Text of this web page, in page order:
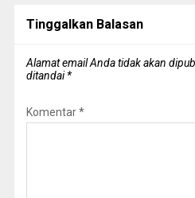
Tinggalkan Balasan
Alamat email Anda tidak akan
ditandai*
Komentar*